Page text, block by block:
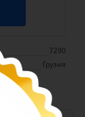
7290
Грузия